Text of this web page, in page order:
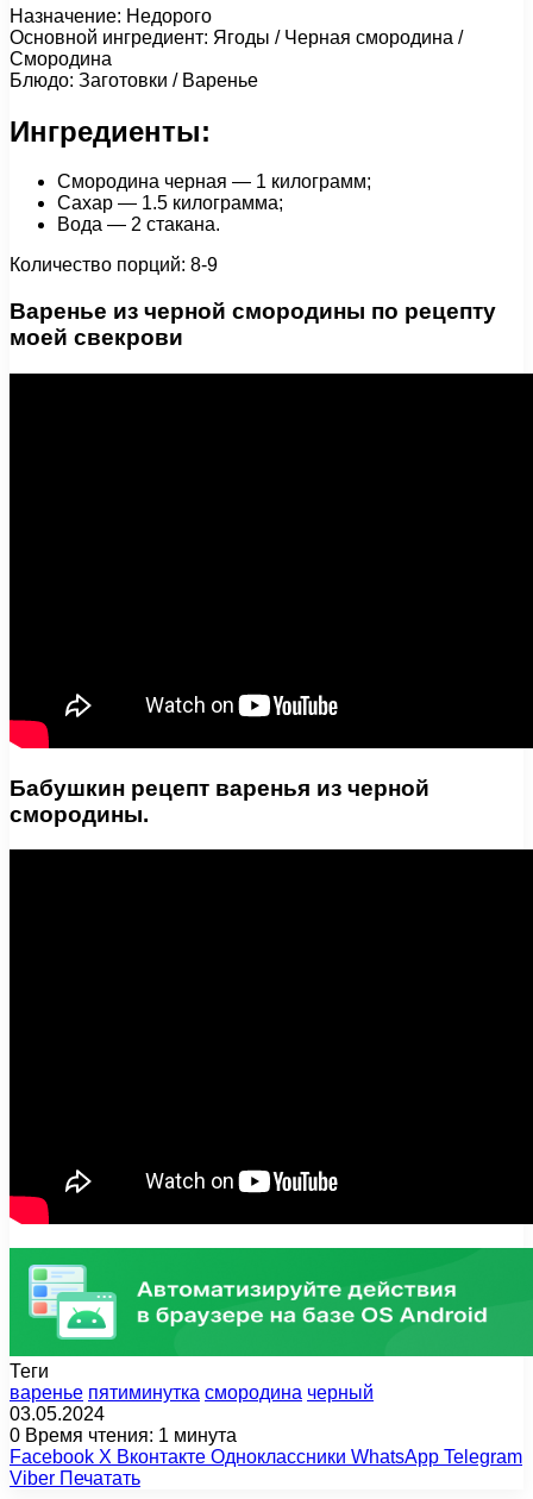
Назначение: Недорого
Основной ингредиент: Ягоды / Черная смородина /
Cмородина
Блюдо: Заготовки / Варенье
Ингредиенты:
Смородина черная — 1 килограмм;
Сахар — 1.5 килограмма;
Вода — 2 стакана.
Количество порций: 8-9
Варенье из черной смородины по рецепту
моей свекрови
Бабушкин рецепт варенья из черной
смородины.
Теги
варенье пятиминутка смородина черный
03.05.2024
0 Время чтения: 1 минута
Facebook X Вконтакте Одноклассники WhatsApp Telegram
Viber Печатать